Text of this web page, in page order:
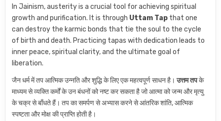
In Jainism, austerity is a crucial tool for achieving spiritual
growth and purification. It is through Uttam Tap that one
can destroy the karmic bonds that tie the soul to the cycle
of birth and death. Practicing tapas with dedication leads to
inner peace, spiritual clarity, and the ultimate goal of
liberation.
जैन धर्म में तप आत्मिक उन्नति और शुद्धि के लिए एक महत्वपूर्ण साधन है।उत्तम तपके
माध्यम से व्यक्ति कर्मों के उन बंधनों को नष्ट कर सकता है जो आत्मा को जन्म और मृत्यु
के चक्र से बाँधते हैं। तप का समर्पण से अभ्यास करने से आंतरिक शांति, आत्मिक
स्पष्टता और मोक्ष की प्राप्ति होती है।